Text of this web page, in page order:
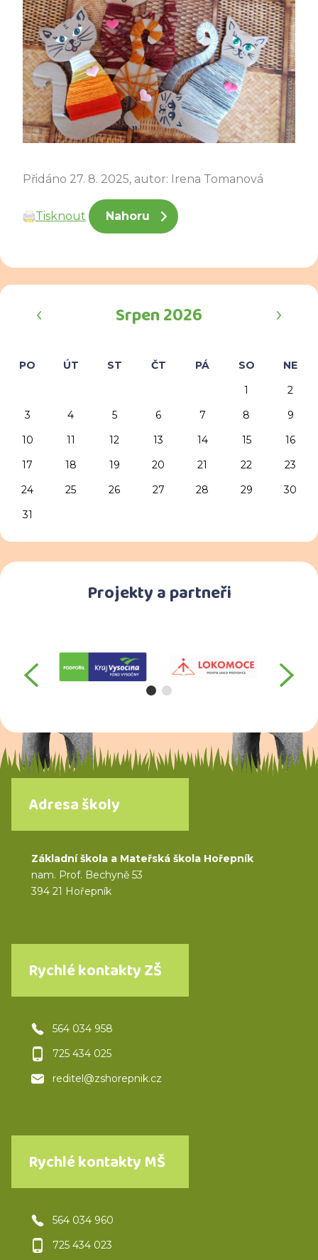
Přidáno 27. 8. 2025, autor: Irena Tomanová
Tisknout Nahoru
Srpen 2026
PO ÚT ST ČT PÁ SO
NE
1
2
3
4 5 6 7 8
9
10
11 12 13 14 15
16
17
18 19 20 21 22
23
24
25 26 27 28 29
30
31
Projekty a partneři
Adresa školy
Základní škola a Mateřská škola Hořepník
nam. Prof. Bechyně 53
394 21 Hořepník
Rychlé kontakty ZŠ
564 034 958
725 434 025
reditel@zshorepnik.cz
Rychlé kontakty MŠ
564 034 960
725 434 023